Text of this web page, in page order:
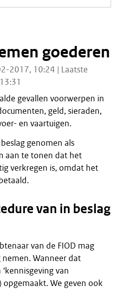
goederen
2017, 10:24 | Laatste
gevallen voorwerpen in
geld, sieraden,
en vaartuigen.
genomen als
aan te tonen dat het
verkregen is, omdat het
van in beslag
van de FIOD mag
Wanneer dat
van
opgemaakt. We geven ook